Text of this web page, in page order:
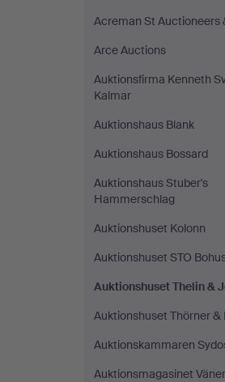
Acreman St Auctioneers
Arce Auctions
Auktionsfirma Kenneth
Kalmar
Auktionshaus Blank
Auktionshaus Bossard
Auktionshaus Stuber's
Hammerschlag
Auktionshuset Kolonn
Auktionshuset STO
Auktionshuset Thelin &
Auktionshuset Thörner &
Auktionskammaren
Auktionsmagasinet